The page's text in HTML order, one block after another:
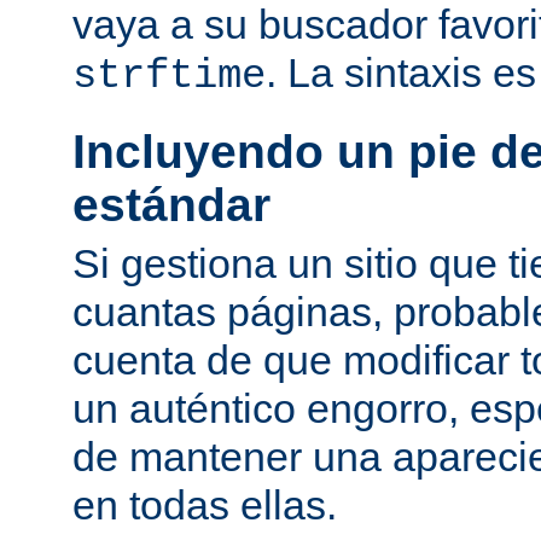
vaya a su buscador
strftime. La sintaxis
Incluyendo un pie
estándar
Si gestiona un sitio que
cuantas páginas,
cuenta de que modificar
un auténtico engorro,
de mantener una
en todas ellas.